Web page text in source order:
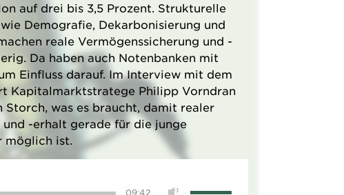
auf drei bis 3,5 Prozent. Strukturelle
Demografie, Dekarbonisierung und
reale Vermögenssicherung und -
Da haben auch Notenbanken mit
Einfluss darauf. Im Interview mit dem
Kapitalmarktstratege Philipp Vorndran
Storch, was es braucht, damit realer
und -erhalt gerade für die junge
möglich ist.
09:42